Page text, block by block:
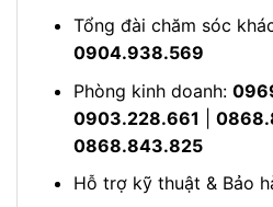
Tổng đài chăm sóc
0904.938.569
Phòng kinh doanh:
0903.228.661
0868.843.825
Hỗ trợ kỹ thuật & Bảo